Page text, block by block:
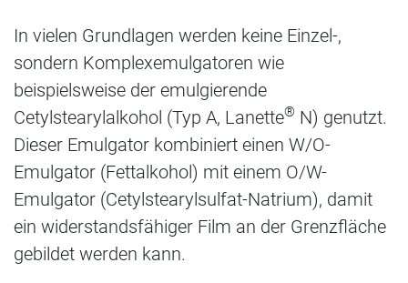
In vielen Grundlagen werden keine Einzel-,
sondern Komplexemulgatoren wie
beispielsweise der emulgierende
Cetylstearylalkohol (Typ A, Lanette® N) genutzt.
Dieser Emulgator kombiniert einen W/O-
Emulgator (Fettalkohol) mit einem O/W-
Emulgator (Cetylstearylsulfat-Natrium), damit
ein widerstandsfähiger Film an der Grenzfläche
gebildet werden kann.